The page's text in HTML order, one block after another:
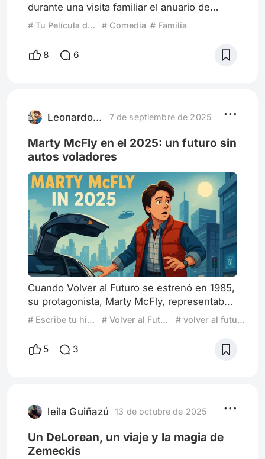
durante una visita familiar el anuario de
secundaria de su padre y se imaginó cómo
«¿Habría sido su amigo?», se preguntó,
«¿se hubieran llevado bien?». Tiempo
obras de ciencia ficción de los oc
# Tu Película de Confort # Comedia # Familia
8 6
Leonardo J. Caro M. 7 de septiembre de 2025
Marty McFly en el 2025: un futuro sin
autos voladores
Cuando Volver al Futuro se estrenó en 1985,
su protagonista, Marty McFly, representaba
la rebeldía juvenil, el ingenio y la capacidad
del DeLorean, Marty viajó a distintas épocas
y soñó con un 2015 lleno de autos
pasaría si Marty at
# Escribe tu historia: Personajes antiguos en tiempos modernos # Volver al Futuro # volver al futuro II
5 3
leila Guiñazú 13 de octubre de 2025
Un DeLorean, un viaje y la magia de
Zemeckis